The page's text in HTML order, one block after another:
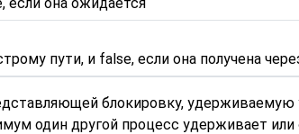
пути, и false, если она получена
блокировку,
один другой процесс удерживает